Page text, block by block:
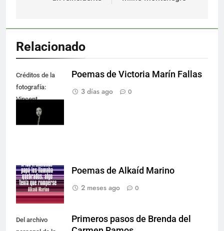
Relacionado
Créditos de la
fotografía:
Vincent
Rodríguez.
Poemas de Victoria Marín Fallas
3 días ago
0
Poemas de Alkaíd Marino
2 meses ago
0
Del archivo
Primeros pasos de Brenda del